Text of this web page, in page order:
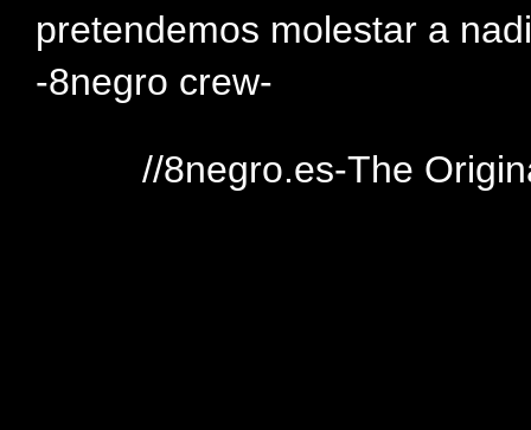
pretendemos molestar a
-8negro crew-
//8negro.es-The